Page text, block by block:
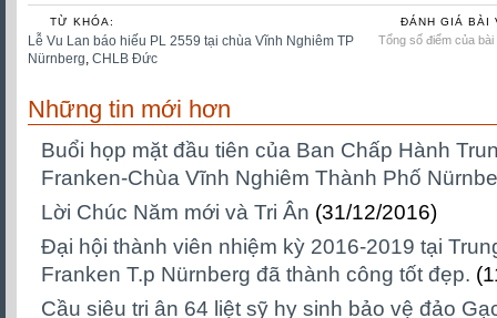
TỪ KHÓA:
Lễ Vu Lan báo hiếu PL 2559 tại chùa Vĩnh Nghiêm TP
Nürnberg, CHLB Đức
ĐÁNH GIÁ BÀI
Tổng số điểm của
Những tin mới hơn
Buổi họp mặt đầu tiên của Ban Chấp Hành
Franken-Chùa Vĩnh Nghiêm Thành Phố
Lời Chúc Năm mới và Tri Ân (31/12/2016)
Đại hội thành viên nhiệm kỳ 2016-2019 tại
Franken T.p Nürnberg đã thành công tốt đẹp.
Cầu siêu tri ân 64 liệt sỹ hy sinh bảo vệ đảo